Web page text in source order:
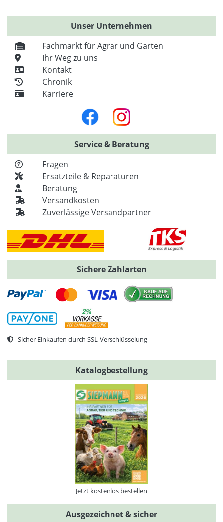
Unser Unternehmen
Fachmarkt für Agrar und Garten
Ihr Weg zu uns
Kontakt
Chronik
Karriere
Service & Beratung
Fragen
Ersatzteile & Reparaturen
Beratung
Versandkosten
Zuverlässige Versandpartner
Sichere Zahlarten
Sicher Einkaufen durch SSL-Verschlüsselung
Katalogbestellung
Jetzt kostenlos bestellen
Ausgezeichnet & sicher